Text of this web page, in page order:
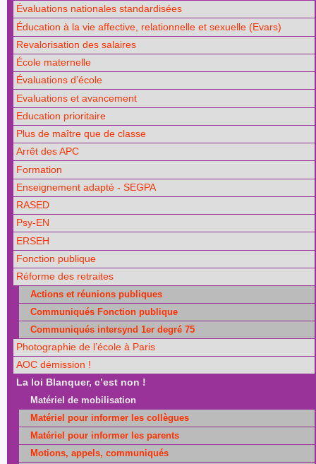
Évaluations nationales standardisées
Éducation à la vie affective, relationnelle et sexuelle (Evars)
Revalorisation des salaires
École maternelle
Évaluations d’école
Evaluations et avancement
Education prioritaire
Plus de maître que de classe
Arrêt des APC
Formation
Enseignement adapté - SEGPA
RASED
Psy-EN
ERSEH
Fonction publique
Réforme des retraites
Actions et réunions publiques
Communiqués Fonction publique
Communiqués intersynd 1er degré 75
Photographie de l’école à Paris
AOC démission !
La loi Blanquer, c’est non !
Matériel de mobilisation
Matériel pour informer les collègues
Matériel pour informer les parents
Motions, appels, communiqués